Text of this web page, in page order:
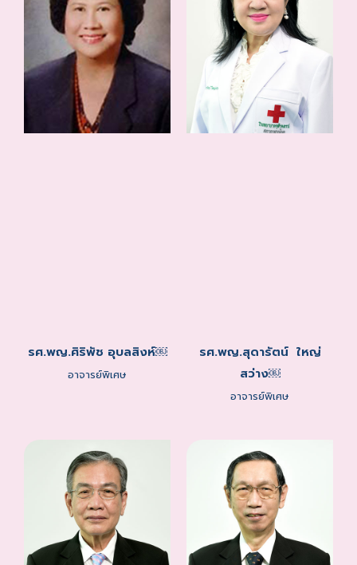
รศ.พญ.ศิริพัช อุบลสิงห์￼
อาจารย์พิเศษ
รศ.พญ.สุดารัตน์ ใหญ่
สว่าง￼
อาจารย์พิเศษ